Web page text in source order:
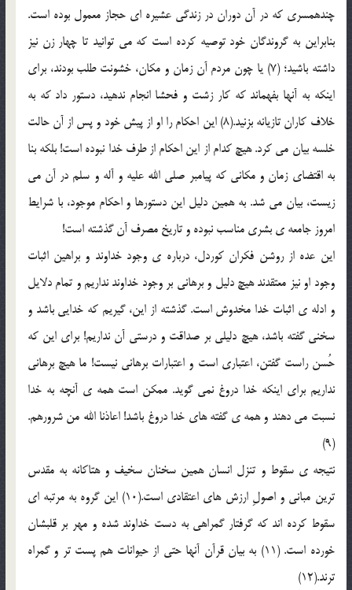
چندهمسری که در آن دوران در زندگی عشیره ای حجاز معمول بوده است.
بنابراین به گروندگان خود توصیه کرده است که می توانید تا چهار زن نیز
داشته باشید؛ (7) یا چون مردم آن زمان و مکان، خشونت طلب بودند، برای
اینکه به آنها بفهماند که کار زشت و فحشا انجام ندهید، دستور داد که به
خلاف کاران تازیانه بزنید.(8) این احکام را او از پیش خود و پس از آن حالت
خلسه بیان می کرد. هیچ کدام از این احکام از طرف خدا نبوده است! بلکه بنا
به اقتضای زمان و مکانی که پیامبر صلی الله علیه و آله و سلم در آن می
زیست، بیان می شد. به همین دلیل این دستورها و احکام موجود، با شرایط
امروز جامعه ی بشری مناسب نبوده و تاریخ مصرف آن گذشته است!
این عده از روشن فکران کوردل، درباره ی وجود خداوند و براهین اثبات
وجود او نیز معتقدند هیچ دلیل و برهانی بر وجود خداوند نداریم و تمام دلایل
و ادله ی اثبات خدا مخدوش است. گذشته از این، گیریم که خدایی باشد و
سخنی گفته باشد، هیچ دلیلی بر صداقت و درستی آن نداریم! برای این که
حُسن راست گفتن، اعتباری است و اعتبارات برهانی نیست! ما هیچ برهانی
نداریم برای اینکه خدا دروغ نمی گوید. ممکن است همه ی آنچه به خدا
نسبت می دهند و همه ی گفته های خدا دروغ باشد! اعاذنا الله من شرورهم.
(9)
نتیجه ی سقوط و تنزل انسان همین سخنان سخیف و هتاکانه به مقدس
ترین مبانی و اصولِ ارزش های اعتقادی است.(10) این گروه به مرتبه ای
سقوط کرده اند که گرفتار گمراهی به دست خداوند شده و مهر بر قلبشان
خورده است. (11) به بیان قرآن آنها حتی از حیوانات هم پست تر و گمراه
ترند.(12)